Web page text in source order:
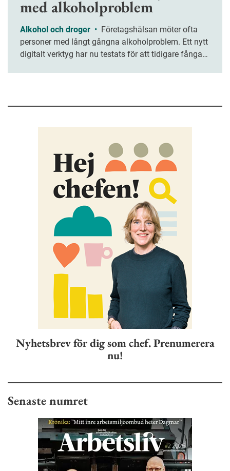
med alkoholproblem
Alkohol och droger •
personer med långt gångna alkoholproblem. Ett nytt
digitalt verktyg har nu testats för att tidigare fånga
Nyhetsbrev för dig som chef. Prenumerera
nu!
Senaste numret